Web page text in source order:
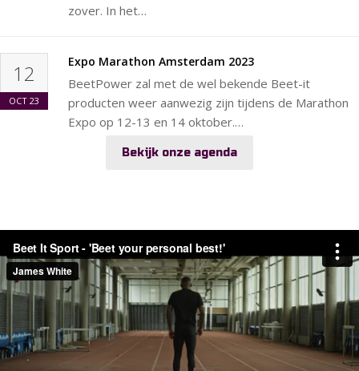
zover. In het…
12
OCT 23
Expo Marathon Amsterdam 2023
BeetPower zal met de wel bekende Beet-it
producten weer aanwezig zijn tijdens de Marathon
Expo op 12-13 en 14 oktober.…
Bekijk onze agenda